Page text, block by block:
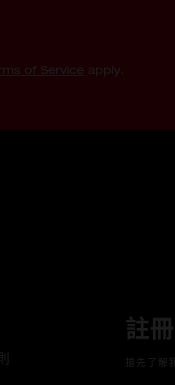
of Service apply.
註
搶先了解